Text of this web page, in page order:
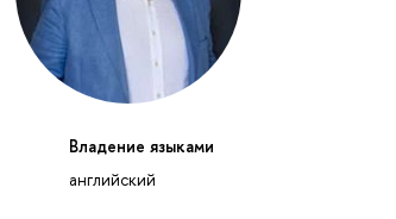
Владение языками
английский